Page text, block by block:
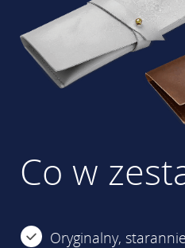
Co w
Oryginalny,